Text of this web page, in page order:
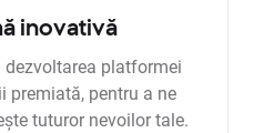
inovativă
platformei
premiată, pentru a ne
tuturor nevoilor tale.